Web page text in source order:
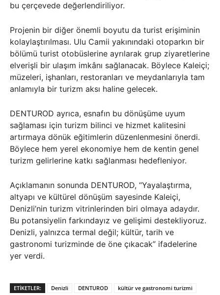
bu çerçevede değerlendiriliyor.
Projenin bir diğer önemli boyutu da turist erişiminin
kolaylaştırılması. Ulu Camii yakınındaki otoparkın bir
bölümü turist otobüslerine ayrılarak grup ziyaretlerine
elverişli bir ulaşım imkânı sağlanacak. Böylece Kaleiçi;
müzeleri, işhanları, restoranları ve meydanlarıyla tam
anlamıyla bir turizm aksı haline gelecek.
DENTUROD ayrıca, esnafın bu dönüşüme uyum
sağlaması için turizm bilinci ve hizmet kalitesini
artırmaya dönük eğitimlerin düzenlenmesini önerdi.
Böylece hem yerel ekonomiye hem de kentin genel
turizm gelirlerine katkı sağlanması hedefleniyor.
Açıklamanın sonunda DENTUROD, “Yayalaştırma,
altyapı ve kültürel dönüşüm sayesinde Kaleiçi,
Denizli’nin turizm vitrinlerinden biri olmaya adaydır.
Bu potansiyelin farkındayız ve gelişimi destekliyoruz.
Denizli, yalnızca termal değil; kültür, tarih ve
gastronomi turizminde de öne çıkacak” ifadelerine
yer verdi.
ETIKETLER: Denizli DENTUROD kültür ve gastronomi turizmi